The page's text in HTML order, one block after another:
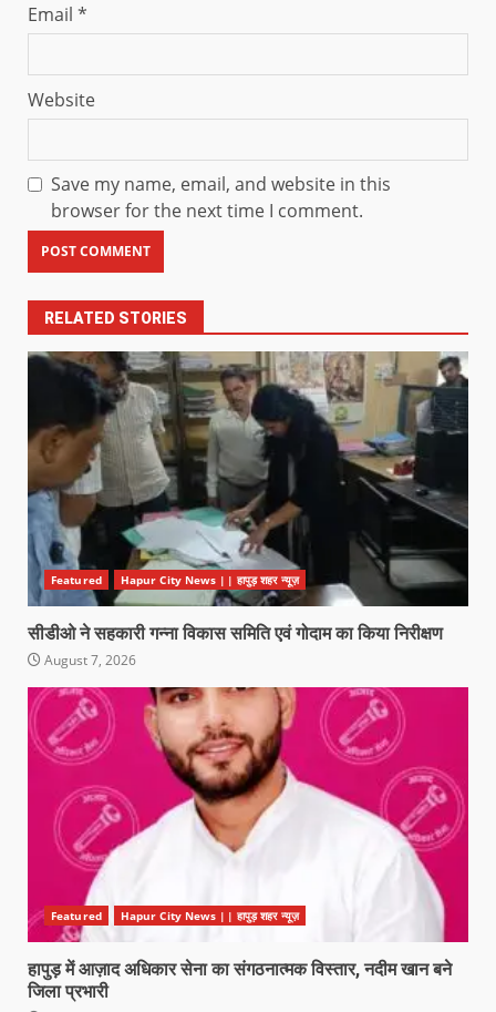
Email *
Website
Save my name, email, and website in this
browser for the next time I comment.
RELATED STORIES
Featured Hapur City News || हापुड़ शहर न्यूज़
सीडीओ ने सहकारी गन्ना विकास समिति एवं गोदाम का किया निरीक्षण
August 7, 2026
Featured Hapur City News || हापुड़ शहर न्यूज़
हापुड़ में आज़ाद अधिकार सेना का संगठनात्मक विस्तार, नदीम खान बने
जिला प्रभारी